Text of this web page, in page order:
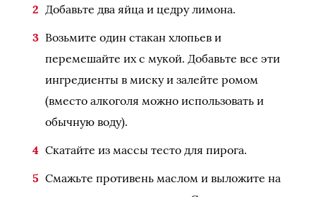
Добавьте два яйца и цедру лимона.
Возьмите один стакан хлопьев и
перемешайте их с мукой. Добавьте все эти
ингредиенты в миску и залейте ромом
(вместо алкоголя можно использовать и
обычную воду).
Скатайте из массы тесто для пирога.
Смажьте противень маслом и выложите на